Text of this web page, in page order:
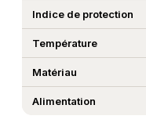
Indice de protection
Température
Matériau
Alimentation